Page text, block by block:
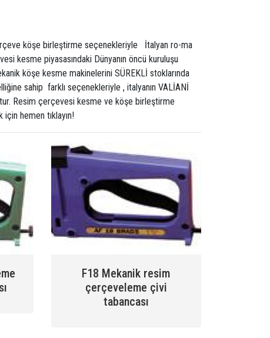
köşe birleştirme seçenekleriyle İtalyan ro-ma
kesme piyasasındaki Dünyanın öncü kuruluşu
köşe kesme makinelerini SÜREKLİ stoklarında
sahip farklı seçenekleriyle , italyanın VALİANİ
Resim çerçevesi kesme ve köşe birleştirme
hemen tıklayın!
F18 Mekanik resim
çerçeveleme çivi
tabancası